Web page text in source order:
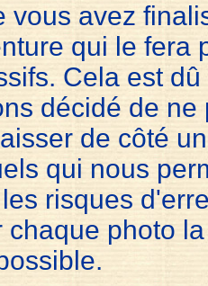
vous avez
qui le fera
Cela est
décidé de
de côté
qui nous
risques
chaque photo